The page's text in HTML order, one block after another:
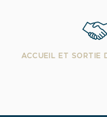
ACCUEIL ET SORTIE